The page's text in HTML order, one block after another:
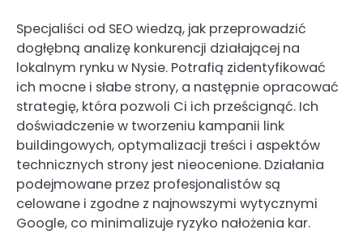
Specjaliści od SEO wiedzą, jak przeprowadzić
dogłębną analizę konkurencji działającej na
lokalnym rynku w Nysie. Potrafią zidentyfikować
ich mocne i słabe strony, a następnie opracować
strategię, która pozwoli Ci ich prześcignąć. Ich
doświadczenie w tworzeniu kampanii link
buildingowych, optymalizacji treści i aspektów
technicznych strony jest nieocenione. Działania
podejmowane przez profesjonalistów są
celowane i zgodne z najnowszymi wytycznymi
Google, co minimalizuje ryzyko nałożenia kar.